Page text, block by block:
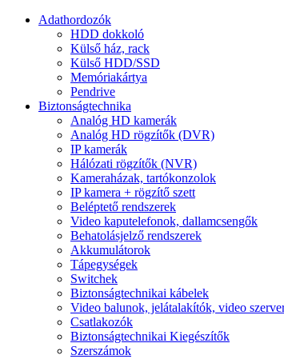
Adathordozók
HDD dokkoló
Külső ház, rack
Külső HDD/SSD
Memóriakártya
Pendrive
Biztonságtechnika
Analóg HD kamerák
Analóg HD rögzítők (DVR)
IP kamerák
Hálózati rögzítők (NVR)
Kameraházak, tartókonzolok
IP kamera + rögzítő szett
Beléptető rendszerek
Video kaputelefonok, dallamcsengők
Behatolásjelző rendszerek
Akkumulátorok
Tápegységek
Switchek
Biztonságtechnikai kábelek
Video balunok, jelátalakítók, video
Csatlakozók
Biztonságtechnikai Kiegészítők
Szerszámok